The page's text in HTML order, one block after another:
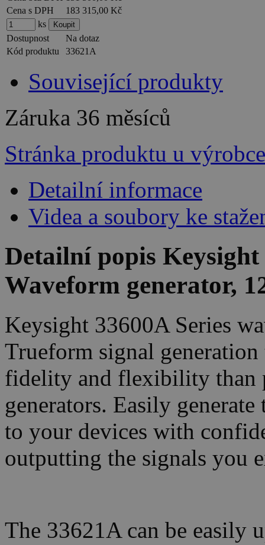
Cena s DPH
183 315,00 Kč
ks
Dostupnost
Na dotaz
Kód produktu
33621A
Související produkty
Záruka 36 měsíců
Stránka produktu u výrobce
Detailní informace
Videa a soubory ke
Detailní popis Keysight
Waveform generator,
Keysight 33600A Series
Trueform signal
fidelity and flexibility than
generators. Easily
to your devices with
outputting the signals you
The 33621A can be easily